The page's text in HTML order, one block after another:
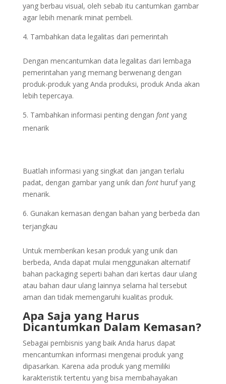
yang berbau visual, oleh sebab itu cantumkan gambar
agar lebih menarik minat pembeli.
Tambahkan data legalitas dari pemerintah
Dengan mencantumkan data legalitas dari lembaga
pemerintahan yang memang berwenang dengan
produk-produk yang Anda produksi, produk Anda akan
lebih tepercaya.
Tambahkan informasi penting dengan font yang
menarik
Buatlah informasi yang singkat dan jangan terlalu
padat, dengan gambar yang unik dan font huruf yang
menarik.
Gunakan kemasan dengan bahan yang berbeda dan
terjangkau
Untuk memberikan kesan produk yang unik dan
berbeda, Anda dapat mulai menggunakan alternatif
bahan packaging seperti bahan dari kertas daur ulang
atau bahan daur ulang lainnya selama hal tersebut
aman dan tidak memengaruhi kualitas produk.
Apa Saja yang Harus
Dicantumkan Dalam Kemasan?
Sebagai pembisnis yang baik Anda harus dapat
mencantumkan informasi mengenai produk yang
dipasarkan. Karena ada produk yang memiliki
karakteristik tertentu yang bisa membahayakan